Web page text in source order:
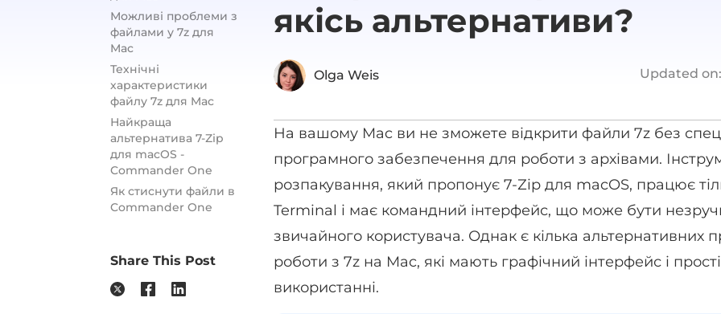
Можливі проблеми з
файлами у 7z для
Mac
Технічні
характеристики
файлу 7z для Mac
Найкраща
альтернатива 7-Zip
для macOS -
Commander One
Як стиснути файли в
Commander One
Share This Post
якісь альтернативи?
Olga Weis Updated on:
На вашому Mac ви не зможете відкрити файли 7z без
програмного забезпечення для роботи з архівами.
розпакування, який пропонує 7-Zip для macOS, працює
Terminal і має командний інтерфейс, що може бути
звичайного користувача. Однак є кілька альтернативних
роботи з 7z на Mac, які мають графічний інтерфейс і
використанні.